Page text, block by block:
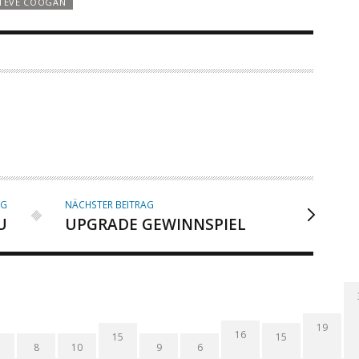
NÄCHSTER BEITRAG
UPGRADE GEWINNSPIEL
8
10
15
9
6
16 15
19